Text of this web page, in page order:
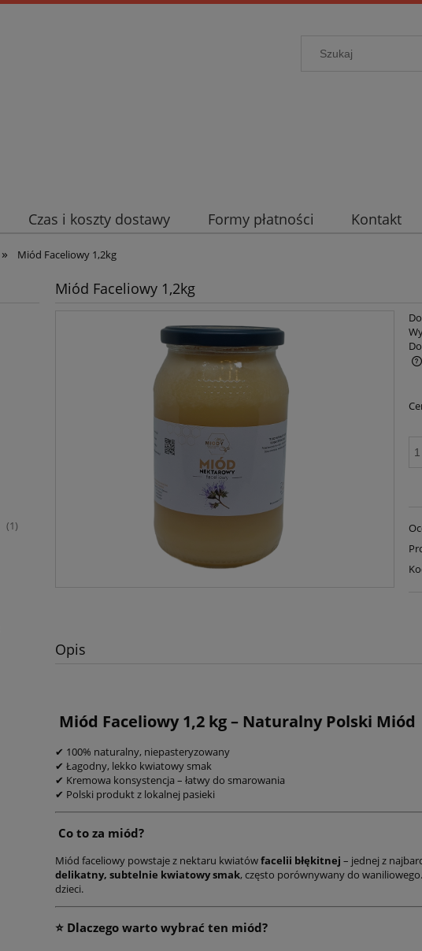
Czas i koszty dostawy Formy płatności Kontakt
» Miód Faceliowy 1,2kg
(1)
Miód Faceliowy 1,2kg
Cena nie zawiera ewentualnych kosztów
Opis
Miód Faceliowy 1,2 kg – Naturalny Polski Miód
✔ 100% naturalny, niepasteryzowany
✔ Łagodny, lekko kwiatowy smak
✔ Kremowa konsystencja – łatwy do smarowania
✔ Polski produkt z lokalnej pasieki
Co to za miód?
Miód faceliowy powstaje z nektaru kwiatówfacelii błękitnej – jednej z
delikatny, subtelnie kwiatowy smak, często porównywany do
dzieci.
⭐ Dlaczego warto wybrać ten miód?